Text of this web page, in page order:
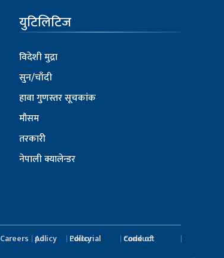
युटिलिटिज
विदेशी मुद्रा
सुन/चाँदी
हावा गुणस्तर सूचकांक
मौसम
तरकारी
नेपाली क्यालेन्डर
Careers Ad policy Editorial Policy
Code of conduct